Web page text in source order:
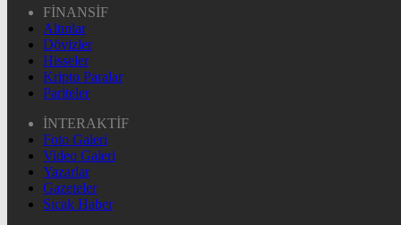
FİNANSİF
Altınlar
Dövizler
Hisseler
Kripto Paralar
Pariteler
İNTERAKTİF
Foto Galeri
Video Galeri
Yazarlar
Gazeteler
Sıcak Haber